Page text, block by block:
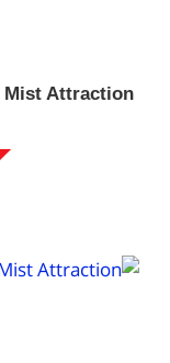
Mist Attraction